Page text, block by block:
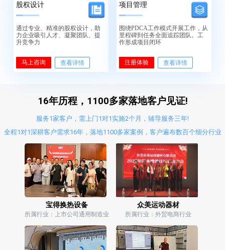
股权设计
通过专业、精准的股权设计，助
力企业吸引人才、凝聚团队、提
升竞争力
马上咨询 查看详情
项目管理
围绕PDCA工作模式开展工作，从
里程碑到任务全面追踪团队。工
作形成项目闭环
注册体验 查看详情
16年历程，1100多家落地客户见证!
服务1家客户，需上门1对1实施2个月，辅导服务三年!
全程1对1深耕客户需求16年，落地1100多家案例，客户遍布数百个细分行业
宝得换热设备
所属行业：上市公司通用制造业
众美运动器材
所属行业：外贸电商行业